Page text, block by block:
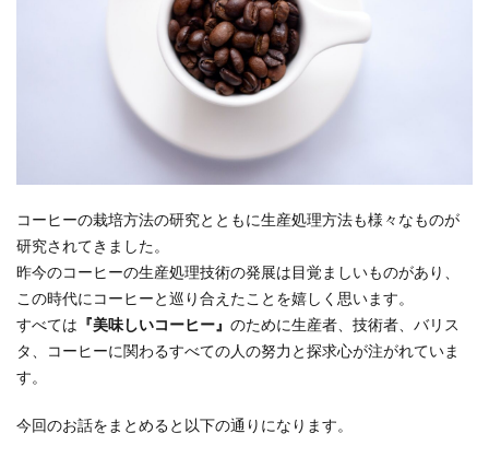
コーヒーの栽培方法の研究とともに生産処理方法も様々なものが
研究されてきました。
昨今のコーヒーの生産処理技術の発展は目覚ましいものがあり、
この時代にコーヒーと巡り合えたことを嬉しく思います。
すべては 『美味しいコーヒー』 のために生産者、技術者、バリス
タ、コーヒーに関わるすべての人の努力と探求心が注がれていま
す。
今回のお話をまとめると以下の通りになります。